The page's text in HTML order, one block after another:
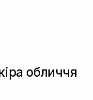
обличчя